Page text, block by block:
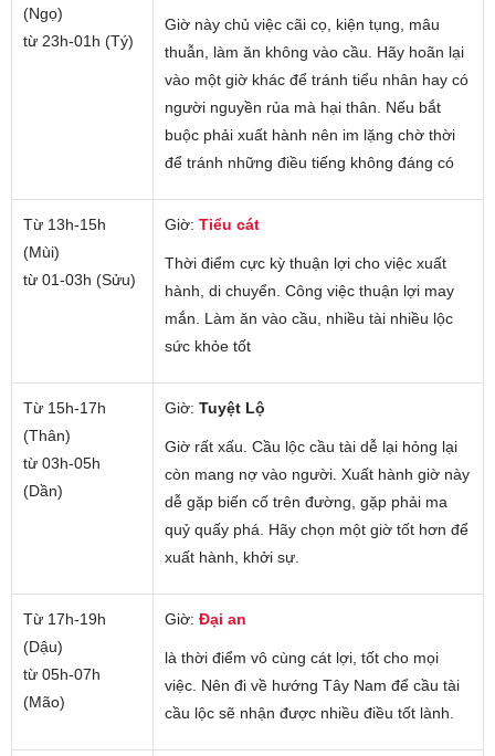
(Ngọ)
từ 23h-01h (Tý)
Giờ này chủ việc cãi cọ, kiện tụng, mâu
thuẫn, làm ăn không vào cầu. Hãy hoãn lại
vào một giờ khác để tránh tiểu nhân hay có
người nguyền rủa mà hại thân. Nếu bắt
buộc phải xuất hành nên im lặng chờ thời
để tránh những điều tiếng không đáng có
Từ 13h-15h
(Mùi)
từ 01-03h (Sửu)
Giờ: Tiểu cát
Thời điểm cực kỳ thuận lợi cho việc xuất
hành, di chuyển. Công việc thuận lợi may
mắn. Làm ăn vào cầu, nhiều tài nhiều lộc
sức khỏe tốt
Từ 15h-17h
(Thân)
từ 03h-05h
(Dần)
Giờ: Tuyệt Lộ
Giờ rất xấu. Cầu lộc cầu tài dễ lại hỏng lại
còn mang nợ vào người. Xuất hành giờ này
dễ gặp biến cố trên đường, gặp phải ma
quỷ quấy phá. Hãy chọn một giờ tốt hơn để
xuất hành, khởi sự.
Từ 17h-19h
(Dậu)
từ 05h-07h
(Mão)
Giờ: Đại an
là thời điểm vô cùng cát lợi, tốt cho mọi
việc. Nên đi về hướng Tây Nam để cầu tài
cầu lộc sẽ nhận được nhiều điều tốt lành.